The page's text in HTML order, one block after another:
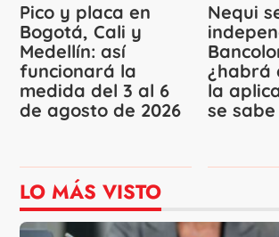
Pico y placa en
Bogotá, Cali y
Medellín: así
funcionará la
medida del 3 al 6
de agosto de 2026
Nequi
¿habrá
la
se sabe
LO MÁS VISTO